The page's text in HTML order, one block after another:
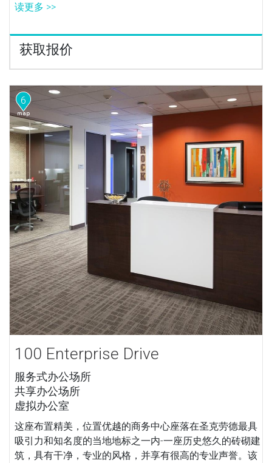
读更多 >>
获取报价
6
100 Enterprise Drive
服务式办公场所
共享办公场所
虚拟办公室
这座布置精美，位置优越的商务中心座落在圣克劳德最具
吸引力和知名度的当地地标之一内-一座历史悠久的砖砌建
筑，具有干净，专业的风格，并享有很高的专业声誉。该